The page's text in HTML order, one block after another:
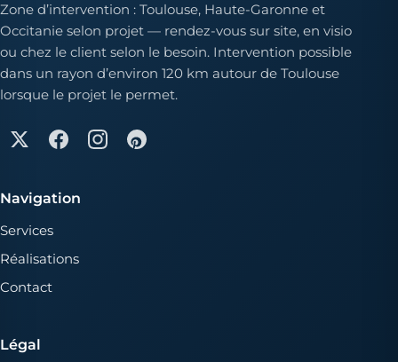
Zone d’intervention : Toulouse, Haute-Garonne et
Occitanie selon projet — rendez-vous sur site, en visio
ou chez le client selon le besoin. Intervention possible
dans un rayon d’environ 120 km autour de Toulouse
lorsque le projet le permet.
Navigation
Services
Réalisations
Contact
Légal